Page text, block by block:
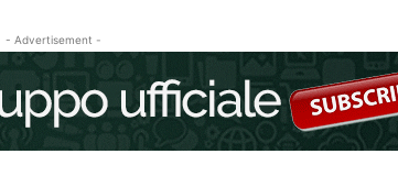
- Advertisement -